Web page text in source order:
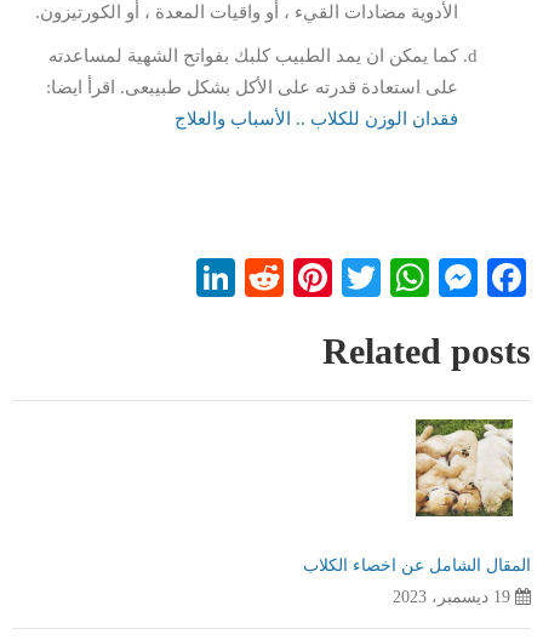
الأدوية مضادات القيء ، أو واقيات المعدة ، أو الكورتيزون.
كما يمكن ان يمد الطبيب كلبك بفواتح الشهية لمساعدته
على استعادة قدرته على الأكل بشكل طبيبعى. اقرأ ايضا:
فقدان الوزن للكلاب .. الأسباب والعلاج
Facebook
Messenger
WhatsApp
Twitter
Pinterest
Reddit
Related posts
المقال الشامل عن اخصاء الكلاب
19 ديسمبر، 2023